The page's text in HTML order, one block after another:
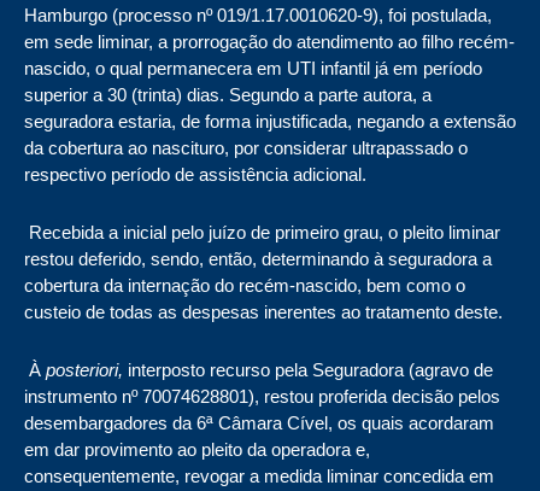
Hamburgo (processo nº 019/1.17.0010620-9), foi postulada,
em sede liminar, a prorrogação do atendimento ao filho recém-
nascido, o qual permanecera em UTI infantil já em período
superior a 30 (trinta) dias. Segundo a parte autora, a
seguradora estaria, de forma injustificada, negando a extensão
da cobertura ao nascituro, por considerar ultrapassado o
respectivo período de assistência adicional.
Recebida a inicial pelo juízo de primeiro grau, o pleito liminar
restou deferido, sendo, então, determinando à seguradora a
cobertura da internação do recém-nascido, bem como o
custeio de todas as despesas inerentes ao tratamento deste.
À posteriori, interposto recurso pela Seguradora (agravo de
instrumento nº 70074628801), restou proferida decisão pelos
desembargadores da 6ª Câmara Cível, os quais acordaram
em dar provimento ao pleito da operadora e,
consequentemente, revogar a medida liminar concedida em